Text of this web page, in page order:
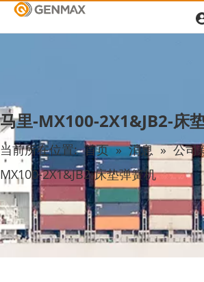
马里-MX100-2X1&JB2-床
当前所在位置: 首页 » 消息 » 公司
MX100-2X1&JB2-床垫弹簧机